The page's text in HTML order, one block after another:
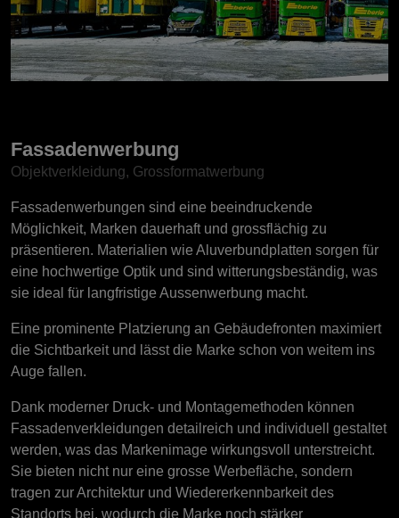
Fassadenwerbung
Objektverkleidung, Grossformatwerbung
Fassadenwerbungen sind eine beeindruckende
Möglichkeit, Marken dauerhaft und grossflächig zu
präsentieren. Materialien wie Aluverbundplatten sorgen für
eine hochwertige Optik und sind witterungsbeständig, was
sie ideal für langfristige Aussenwerbung macht.
Eine prominente Platzierung an Gebäudefronten maximiert
die Sichtbarkeit und lässt die Marke schon von weitem ins
Auge fallen.
Dank moderner Druck- und Montagemethoden können
Fassadenverkleidungen detailreich und individuell gestaltet
werden, was das Markenimage wirkungsvoll unterstreicht.
Sie bieten nicht nur eine grosse Werbefläche, sondern
tragen zur Architektur und Wiedererkennbarkeit des
Standorts bei, wodurch die Marke noch stärker